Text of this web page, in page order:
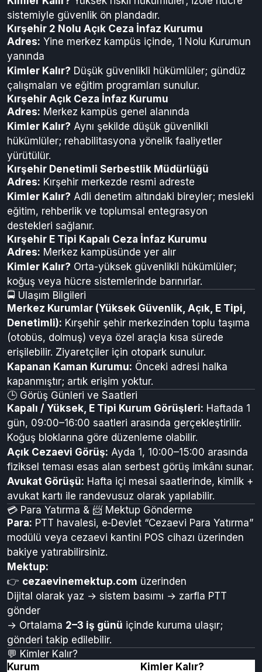
yakın cezaevlerine nakledilmiştir.
Kırşehir 1 Nolu Yüksek Güvenlikli Kapalı Ceza
İnfaz Kurumu
Adres: Kırşehir şehir merkezine yakın kampüs
Kimler Kalır?
sistemiyle güvenlik ön plandadır.
Kırşehir 2 Nolu Açık Ceza İnfaz Kurumu
Adres:Yine merkez kampüs içinde, 1 Nolu Kurumun
yanında
Kimler Kalır? Düşük güvenlikli hükümlüler; gündüz
çalışmaları ve eğitim programları sunulur.
Kırşehir Açık Ceza İnfaz Kurumu
Adres:Merkez kampüs genel alanında
Kimler Kalır?Aynı şekilde düşük güvenlikli
hükümlüler; rehabilitasyona yönelik faaliyetler
yürütülür.
Kırşehir Denetimli Serbestlik Müdürlüğü
Adres:Kırşehir merkezde resmi adreste
Kimler Kalır?Adli denetim altındaki bireyler; mesleki
eğitim, rehberlik ve toplumsal entegrasyon
destekleri sağlanır.
Kırşehir E Tipi Kapalı Ceza İnfaz Kurumu
Adres:Merkez kampüsünde yer alır
Kimler Kalır?Orta-yüksek güvenlikli hükümlüler;
koğuş veya hücre sistemlerinde barınırlar.
🚍 Ulaşım Bilgileri
Merkez Kurumlar (Yüksek Güvenlik, Açık, E Tipi,
Denetimli):Kırşehir şehir merkezinden toplu taşıma
(otobüs, dolmuş) veya özel araçla kısa sürede
erişilebilir. Ziyaretçiler için otopark sunulur.
Kapanan Kaman Kurumu:Önceki adresi halka
kapanmıştır; artık erişim yoktur.
🕒 Görüş Günleri ve Saatleri
Kapalı / Yüksek, E Tipi Kurum Görüşleri:Haftada 1
gün, 09:00–16:00 saatleri arasında gerçekleştirilir.
Koğuş bloklarına göre düzenleme olabilir.
Açık Cezaevi Görüş:Ayda 1, 10:00–15:00 arasında
fiziksel teması esas alan serbest görüş imkânı sunar.
Avukat Görüşü:Hafta içi mesai saatlerinde, kimlik +
avukat kartı ile randevusuz olarak yapılabilir.
💳 Para Yatırma & 📨 Mektup Gönderme
Para:PTT havalesi, e‑Devlet “Cezaevi Para Yatırma”
modülü veya cezaevi kantini POS cihazı üzerinden
bakiye yatırabilirsiniz.
Mektup:
👉cezaevinemektup.com
Dijital olarak yaz → sistem basımı → zarfla PTT
gönder